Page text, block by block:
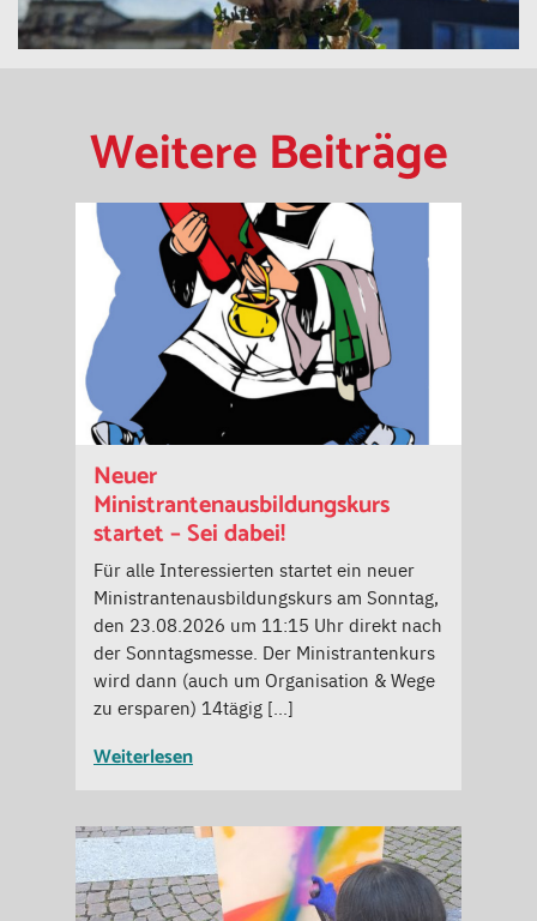
Weitere Beiträge
Neuer
Ministrantenausbildungskurs
startet – Sei dabei!
Für alle Interessierten startet ein neuer
Ministrantenausbildungskurs am Sonntag,
den 23.08.2026 um 11:15 Uhr direkt nach
der Sonntagsmesse. Der Ministrantenkurs
wird dann (auch um Organisation & Wege
zu ersparen) 14tägig […]
Weiterlesen